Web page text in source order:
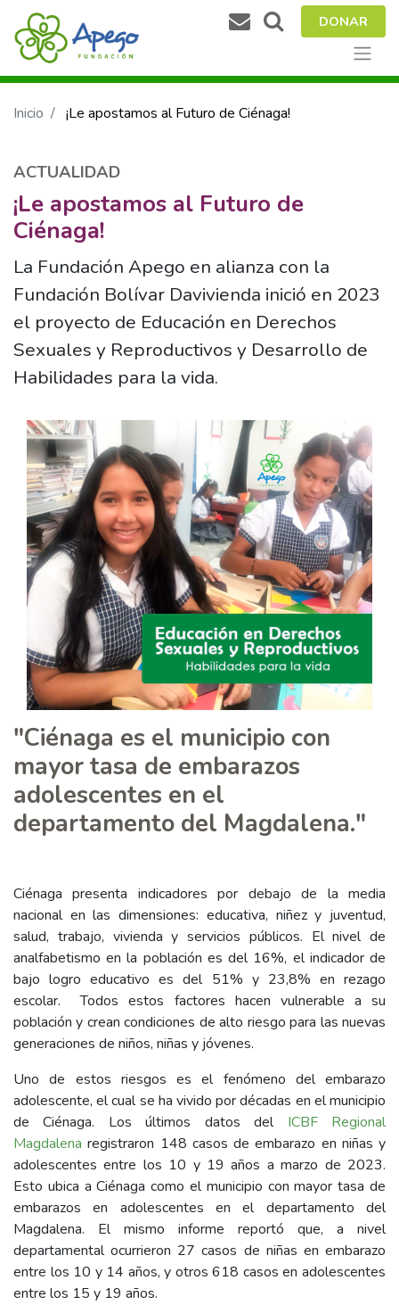
DONAR
Inicio ¡Le apostamos al Futuro de Ciénaga!
ACTUALIDAD
¡Le apostamos al Futuro de
Ciénaga!
La Fundación Apego en alianza con la
Fundación Bolívar Davivienda inició en 2023
el proyecto de Educación en Derechos
Sexuales y Reproductivos y Desarrollo de
Habilidades para la vida.
"Ciénaga es el municipio con
mayor tasa de embarazos
adolescentes en el
departamento del Magdalena."
Ciénaga presenta indicadores por debajo de la media
nacional en las dimensiones: educativa, niñez y juventud,
salud, trabajo, vivienda y servicios públicos. El nivel de
analfabetismo en la población es del 16%, el indicador de
bajo logro educativo es del 51% y 23,8% en rezago
escolar. Todos estos factores hacen vulnerable a su
población y crean condiciones de alto riesgo para las nuevas
generaciones de niños, niñas y jóvenes.
Uno de estos riesgos es el fenómeno del embarazo
adolescente, el cual se ha vivido por décadas en el municipio
de Ciénaga. Los últimos datos del ICBF Regional
Magdalena registraron 148 casos de embarazo en niñas y
adolescentes entre los 10 y 19 años a marzo de 2023.
Esto ubica a Ciénaga como el municipio con mayor tasa de
embarazos en adolescentes en el departamento del
Magdalena. El mismo informe reportó que, a nivel
departamental ocurrieron 27 casos de niñas en embarazo
entre los 10 y 14 años, y otros 618 casos en adolescentes
entre los 15 y 19 años.